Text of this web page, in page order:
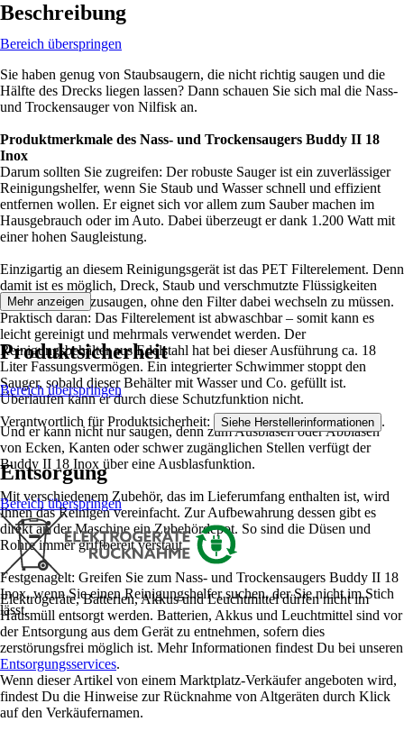
Beschreibung
Bereich überspringen
Sie haben genug von Staubsaugern, die nicht richtig saugen und die
Hälfte des Drecks liegen lassen? Dann schauen Sie sich mal die Nass-
und Trockensauger von Nilfisk an.
Produktmerkmale des Nass- und Trockensaugers Buddy II 18
Inox
Darum sollten Sie zugreifen: Der robuste Sauger ist ein zuverlässiger
Reinigungshelfer, wenn Sie Staub und Wasser schnell und effizient
entfernen wollen. Er eignet sich vor allem zum Sauber machen im
Hausgebrauch oder im Auto. Dabei überzeugt er dank 1.200 Watt mit
einer hohen Saugleistung.
Einzigartig an diesem Reinigungsgerät ist das PET Filterelement. Denn
damit ist es möglich, Dreck, Staub und verschmutzte Flüssigkeiten
gleichzeitig Aufzusaugen, ohne den Filter dabei wechseln zu müssen.
Praktisch daran: Das Filterelement ist abwaschbar – somit kann es
leicht gereinigt und mehrmals verwendet werden. Der
Reinigungsbehälter aus Edelstahl hat bei dieser Ausführung ca. 18
Liter Fassungsvermögen. Ein integrierter Schwimmer stoppt den
Sauger, sobald dieser Behälter mit Wasser und Co. gefüllt ist.
Überlaufen kann er durch diese Schutzfunktion nicht.
Und er kann nicht nur saugen, denn zum Ausblasen oder Abblasen
von Ecken, Kanten oder schwer zugänglichen Stellen verfügt der
Buddy II 18 Inox über eine Ausblasfunktion.
Mit verschiedenem Zubehör, das im Lieferumfang enthalten ist, wird
Ihnen das Reinigen vereinfacht. Zur Aufbewahrung dessen gibt es
direkt an der Maschine ein Zubehördepot. So sind die Düsen und
Rohre immer griffbereit verstaut.
Festgenagelt: Greifen Sie zum Nass- und Trockensaugers Buddy II 18
Inox, wenn Sie einen Reinigungshelfer suchen, der Sie nicht im Stich
lässt.
Mehr anzeigen
Produktsicherheit
Bereich überspringen
Verantwortlich für Produktsicherheit: Siehe Herstellerinformationen .
Entsorgung
Bereich überspringen
Elektrogeräte, Batterien, Akkus und Leuchtmittel dürfen nicht im
Hausmüll entsorgt werden. Batterien, Akkus und Leuchtmittel sind vor
der Entsorgung aus dem Gerät zu entnehmen, sofern dies
zerstörungsfrei möglich ist. Mehr Informationen findest Du bei unseren
Entsorgungsservices.
Wenn dieser Artikel von einem Marktplatz-Verkäufer angeboten wird,
findest Du die Hinweise zur Rücknahme von Altgeräten durch Klick
auf den Verkäufernamen.